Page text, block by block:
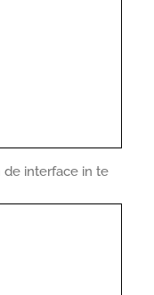
de interface in te